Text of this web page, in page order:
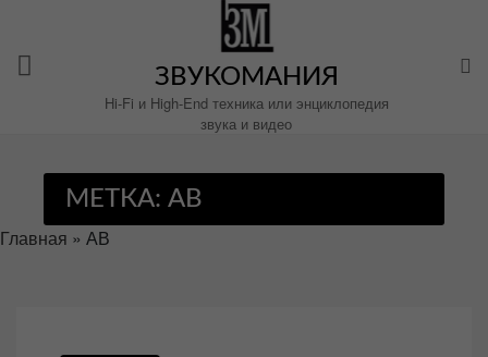
содержимому
ЗВУКОМАНИЯ
Hi-Fi и High-End техника или энциклопедия
звука и видео
МЕТКА: АВ
Главная » АВ